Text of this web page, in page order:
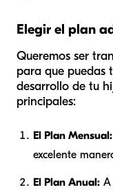
Elegir el plan
Queremos ser
para que puedas
desarrollo de tu
principales:
El Plan Mensual:
excelente
El Plan Anual: A